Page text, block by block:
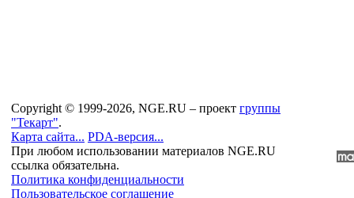
Copyright © 1999-2026, NGE.RU – проект группы
"Текарт".
Карта сайта... PDA-версия...
При любом использовании материалов NGE.RU
ссылка обязательна.
Политика конфиденциальности
Пользовательское соглашение